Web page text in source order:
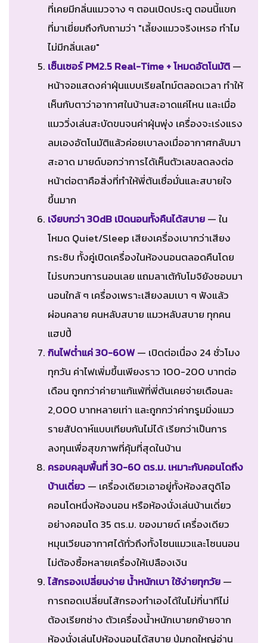
ที่เคยมีกลิ่นแมวจาง ๆ ตอนเปิดประตู ตอนนี้แขก
ที่มาเยี่ยมถึงกับถามว่า "เลี้ยงแมวจริงเหรอ ทำไม
ไม่มีกลิ่นเลย"
เซ็นเซอร์ PM2.5 Real-Time + โหมดอัตโนมัติ—
หน้าจอแสดงค่าฝุ่นแบบเรียลไทม์ตลอดเวลา ทำให้
เห็นกับตาว่าอากาศในบ้านสะอาดแค่ไหน และเมื่อ
แมววิ่งเล่นสะบัดขนจนค่าฝุ่นพุ่ง เครื่องจะเร่งแรง
ลมเองอัตโนมัติแล้วค่อยเบาลงเมื่ออากาศกลับมา
สะอาด มายด์บอกว่าการได้เห็นตัวเลขลดลงต่อ
หน้าต่อตาคือสิ่งที่ทำให้พี่ต้นเชื่อมั่นและสบายใจ
ขึ้นมาก
เงียบกว่า 30dB เปิดนอนทั้งคืนได้สบาย— ใน
โหมด Quiet/Sleep เสียงเครื่องเบากว่าเสียง
กระซิบ ทั้งคู่เปิดเครื่องในห้องนอนตลอดคืนโดย
ไม่รบกวนการนอนเลย แถมลาเต้กับโมจิยังชอบมา
นอนใกล้ ๆ เครื่องเพราะเสียงลมเบา ๆ ฟังแล้ว
ผ่อนคลาย คนหลับสบาย แมวหลับสบาย ทุกคน
แฮปปี้
กินไฟต่ำแค่ 30-60W— เปิดต่อเนื่อง 24 ชั่วโมง
ทุกวัน ค่าไฟเพิ่มขึ้นเพียงราว 100-200 บาทต่อ
เดือน ถูกกว่าค่ายาแก้แพ้ที่พี่ต้นเคยจ่ายเดือนละ
2,000 บาทหลายเท่า และถูกกว่าค่ากรูมมิ่งแมว
รายสัปดาห์แบบเทียบกันไม่ได้ เรียกว่าเป็นการ
ลงทุนเพื่อสุขภาพที่คุ้มที่สุดในบ้าน
ครอบคลุมพื้นที่ 30-60 ตร.ม. เหมาะกับคอนโดถึง
บ้านเดี่ยว— เครื่องเดียวเอาอยู่ทั้งห้องสตูดิโอ
คอนโดหนึ่งห้องนอน หรือห้องนั่งเล่นบ้านเดี่ยว
อย่างคอนโด 35 ตร.ม. ของมายด์ เครื่องเดียว
หมุนเวียนอากาศได้ทั่วถึงทั้งโซนแมวและโซนนอน
ไม่ต้องซื้อหลายเครื่องให้เปลืองเงิน
ไส้กรองเปลี่ยนง่าย น้ำหนักเบา ใช้ง่ายทุกวัย—
การถอดเปลี่ยนไส้กรองทำเองได้ในไม่กี่นาทีไม่
ต้องเรียกช่าง ตัวเครื่องน้ำหนักเบายกย้ายจาก
ห้องนั่งเล่นไปห้องนอนได้สบาย ปุ่มกดใหญ่อ่าน